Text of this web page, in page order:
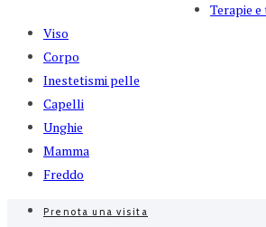
Terapie
Viso
Corpo
Inestetismi pelle
Capelli
Unghie
Mamma
Freddo
Prenota una visita